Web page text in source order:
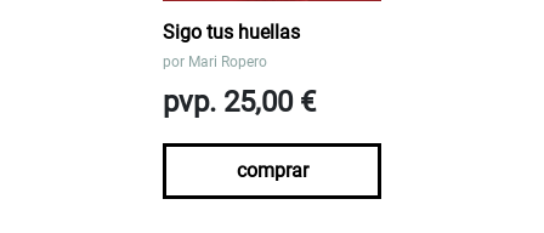
Sigo tus huellas
por Mari Ropero
pvp. 25,00 €
comprar